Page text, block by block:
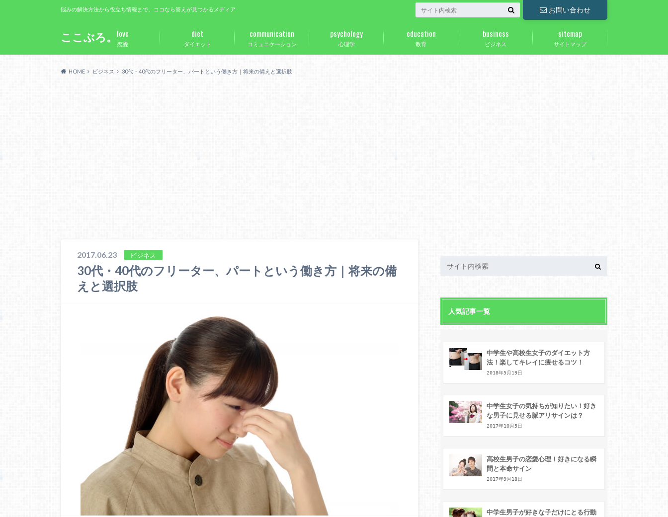
ここぶろ。
悩みの解決方法から役立ち情報まで。ココなら答えが見つかるメディア お問い合わせ
恋愛
love
ダイエット
diet
コミュニケーション
communication
心理学
psychology
教育
education
ビジネス
business
サイトマップ
sitemap
HOME ビジネス 30代・40代のフリーター、パートという働き方｜将来の備えと選択肢
2017.06.23 ビジネス
30代・40代のフリーター、パートという働き方｜将来の備
えと選択肢
人気記事一覧
中学生や高校生女子のダイエット方
法！楽してキレイに痩せるコツ！
2018年5月19日
中学生女子の気持ちが知りたい！好き
な男子に見せる脈アリサインは？
2017年10月5日
高校生男子の恋愛心理！好きになる瞬
間と本命サイン
2017年9月18日
中学生男子が好きな子だけにとる行動